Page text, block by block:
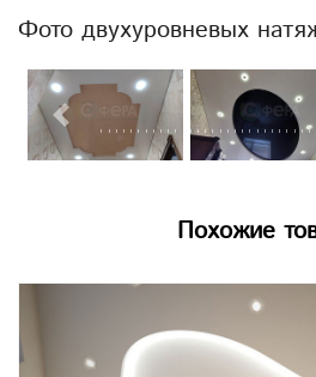
Фото двухуровневых
Previous
Похожие